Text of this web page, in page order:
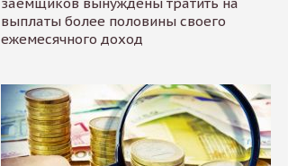
выплаты более половины своего
ежемесячного доход